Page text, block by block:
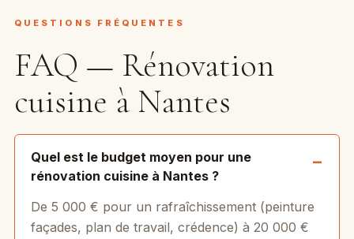
QUESTIONS FRÉQUENTES
FAQ — Rénovation
cuisine à Nantes
Quel est le budget moyen pour une
rénovation cuisine à Nantes ?
De 5 000 € pour un rafraîchissement (peinture
façades, plan de travail, crédence) à 20 000 €